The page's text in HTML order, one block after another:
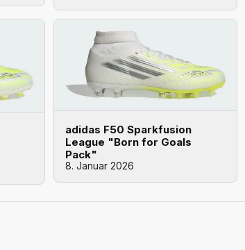
adidas F50 Sparkfusion
League "Born for Goals
Pack"
8. Januar 2026